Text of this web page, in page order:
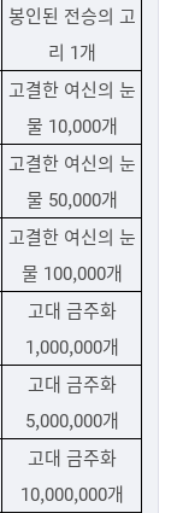
봉인된 전승의 고
리 1개
고결한 여신의 눈
물 10,000개
고결한 여신의 눈
물 50,000개
고결한 여신의 눈
물 100,000개
고대 금주화
1,000,000개
고대 금주화
5,000,000개
고대 금주화
10,000,000개